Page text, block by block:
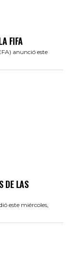
FIFA
anunció este
DE LAS
este miércoles,